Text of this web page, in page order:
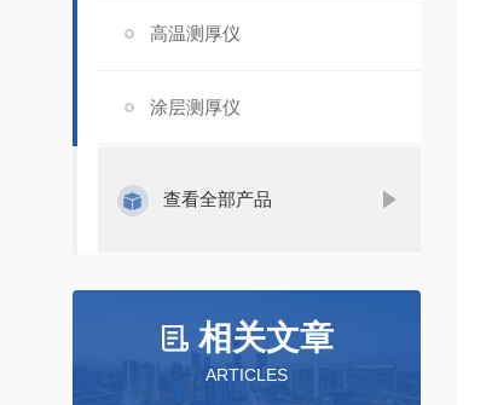
高温测厚仪
涂层测厚仪
查看全部产品
相关文章
ARTICLES